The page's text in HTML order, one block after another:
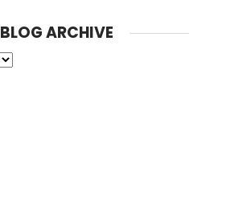
BLOG ARCHIVE